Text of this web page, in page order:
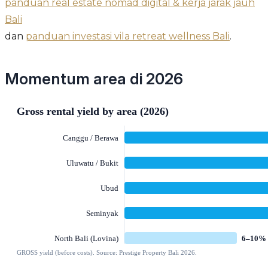
panduan real estate nomad digital & kerja jarak jauh
Bali
dan panduan investasi vila retreat wellness Bali.
Momentum area di 2026